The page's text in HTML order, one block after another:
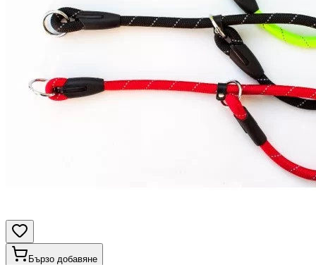
Бързо добавяне